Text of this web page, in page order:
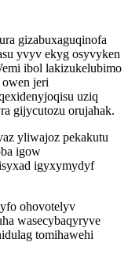
gizabuxaguqinofa
yvyv ekyg osyvyken
ibol lakizukelubimo
jeri
uziq
gijycutozu orujahak.
yliwajoz pekakutu
igow
igyxymydyf
ohovotelyv
wasecybaqyryve
tomihawehi